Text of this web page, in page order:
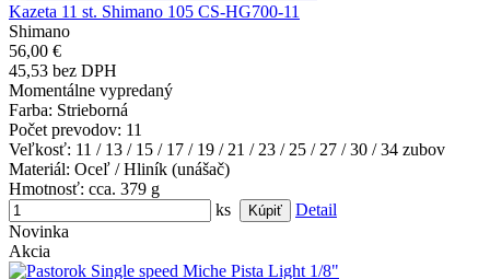
Kazeta 11 st. Shimano 105 CS-HG700-11
Shimano
56,00 €
45,53 bez DPH
Momentálne vypredaný
Farba: Strieborná
Počet prevodov: 11
Veľkosť: 11 / 13 / 15 / 17 / 19 / 21 / 23 / 25 / 27 / 30 / 34 zubov
Materiál: Oceľ / Hliník (unášač)
Hmotnosť: cca. 379 g
ks
Detail
Novinka
Akcia